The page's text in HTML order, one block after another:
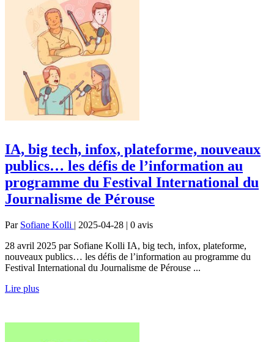
IA, big tech, infox, plateforme, nouveaux
publics… les défis de l’information au
programme du Festival International du
Journalisme de Pérouse
Par Sofiane Kolli | 2025-04-28 | 0 avis
28 avril 2025 par Sofiane Kolli IA, big tech, infox, plateforme,
nouveaux publics… les défis de l’information au programme du
Festival International du Journalisme de Pérouse ...
Lire plus